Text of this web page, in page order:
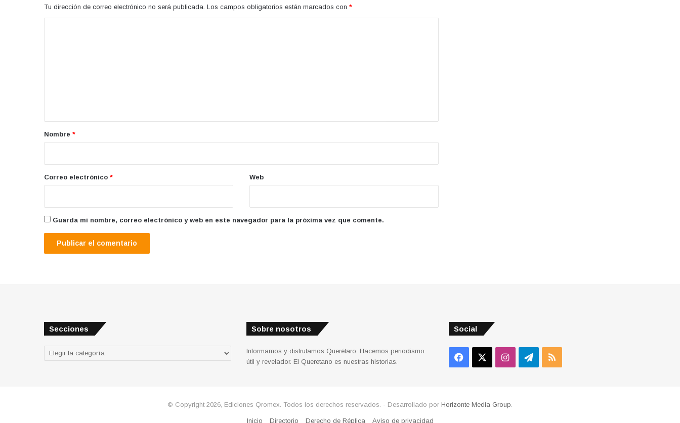
Tu dirección de correo electrónico no será publicada. Los campos obligatorios están marcados con *
r
*
Nombre *
Correo electrónico * Web
Guarda mi nombre, correo electrónico y web en este navegador para la próxima vez que comente.
Secciones
Secciones
Sobre nosotros
Informamos y disfrutamos Querétaro. Hacemos periodismo
útil y revelador. El Queretano es nuestras historias.
Social
Facebook InstagramTelegram
RSS
© Copyright 2026, Ediciones Qromex. Todos los derechos reservados. - Desarrollado por Horizonte Media Group
Inicio Directorio Derecho de Réplica Aviso de privacidad